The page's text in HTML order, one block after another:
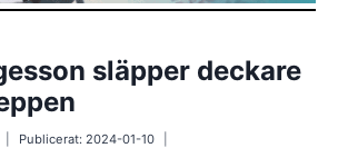
släpper deckare
Publicerat: 2024-01-10